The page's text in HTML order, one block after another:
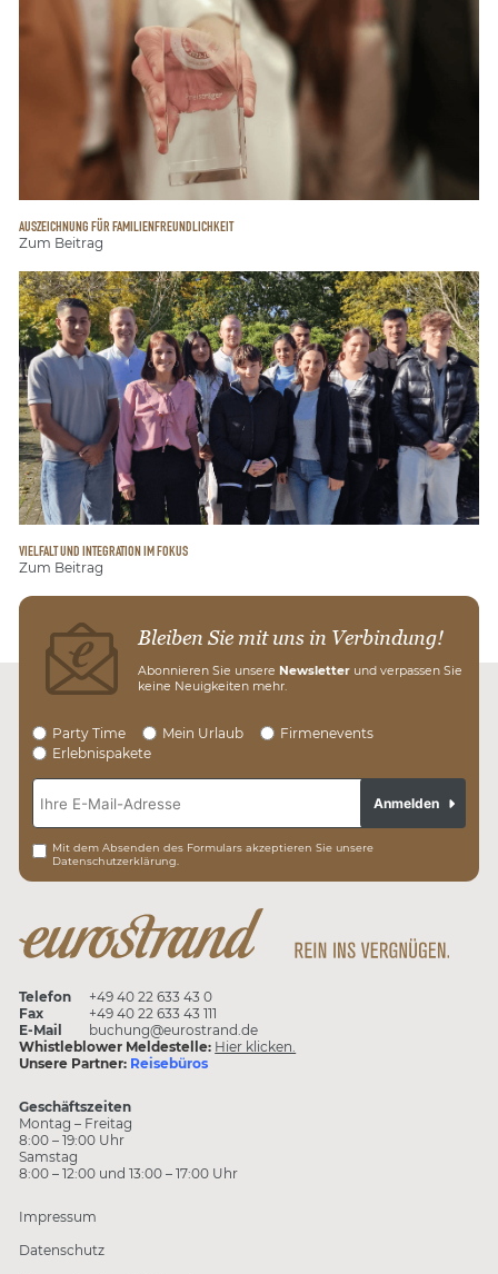
AUSZEICHNUNG FÜR FAMILIENFREUNDLICHKEIT
Zum Beitrag
VIELFALT UND INTEGRATION IM FOKUS
Zum Beitrag
Bleiben Sie mit uns in Verbindung!
Abonnieren Sie unsere Newsletter und verpassen Sie
keine Neuigkeiten mehr.
Party Time Mein Urlaub
Firmenevents
Erlebnispakete
Mit dem Absenden des Formulars akzeptieren Sie unsere
Datenschutzerklärung.
Anmelden
Telefon
+49 40 22 633 43 0
Fax
+49 40 22 633 43 111
E-Mail
buchung@eurostrand.de
Whistleblower Meldestelle: Hier klicken.
Unsere Partner: Reisebüros
Geschäftszeiten
Montag – Freitag
8:00 – 19:00 Uhr
Samstag
8:00 – 12:00 und 13:00 – 17:00 Uhr
Impressum
Datenschutz